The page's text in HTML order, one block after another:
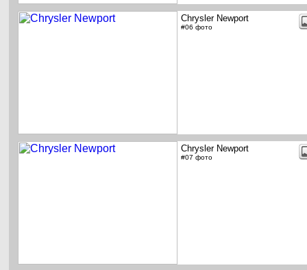
Chrysler Newport
#06 фото
Chrysler Newport
#07 фото